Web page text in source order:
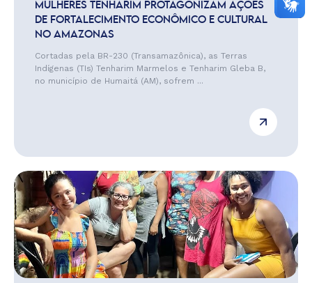
MULHERES TENHARIM PROTAGONIZAM AÇÕES
DE FORTALECIMENTO ECONÔMICO E CULTURAL
NO AMAZONAS
Cortadas pela BR-230 (Transamazônica), as Terras
Indígenas (TIs) Tenharim Marmelos e Tenharim Gleba B,
no município de Humaitá (AM), sofrem ...